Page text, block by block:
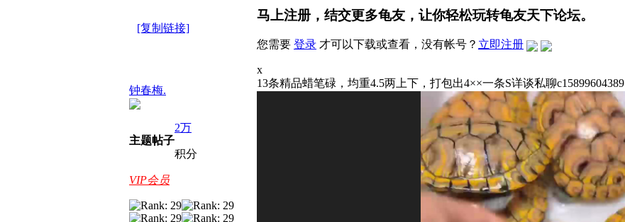
[复制链接]
钟春梅.
主题帖子
2万
积分
VIP会员
马上注册，结交更多龟友，让你轻松玩转龟友天下论坛。
您需要 登录 才可以下载或查看，没有帐号？ 立即注册
x
13条精品蜡笔碌，均重4.5两上下，打包出4××一条S详谈私聊c15899604389